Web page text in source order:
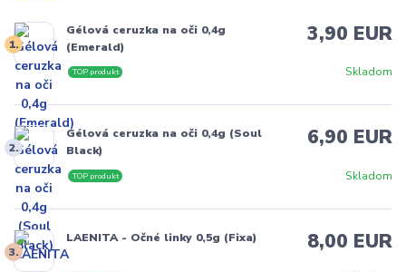
1.
Gélová ceruzka na oči 0,4g
(Emerald)
Skladom
TOP produkt
3,90 EUR
2.
Gélová ceruzka na oči 0,4g (Soul
Black)
Skladom
TOP produkt
6,90 EUR
3.
LAENITA - Očné linky 0,5g (Fixa) 8,00 EUR